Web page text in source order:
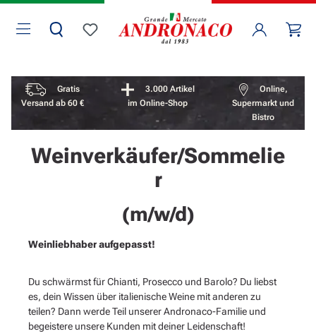
Zum Hauptinhalt springen
Du hast 0 Produkte auf dem Merkzettel
Vorteile überspringen
Gratis
Versand ab 60 €
3.000 Artikel
im Online-Shop
Online,
Supermarkt und
Bistro
Weinverkäufer/Sommelie
r
(m/w/d)
Weinliebhaber aufgepasst!
Du schwärmst für Chianti, Prosecco und Barolo? Du liebst
es, dein Wissen über italienische Weine mit anderen zu
teilen? Dann werde Teil unserer Andronaco-Familie und
begeistere unsere Kunden mit deiner Leidenschaft!